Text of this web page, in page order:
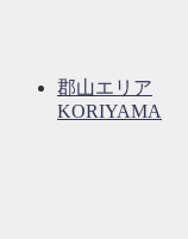
郡山エリア
KORIYAMA